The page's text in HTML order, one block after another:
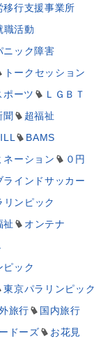
移行支援事業所
職活動
ニック障害
トークセッション
ポーツ
ＬＧＢＴ
聞
超福祉
BAMS
ネーション
０円
ラインドサッカー
リンピック
祉
オンテナ
ピック
東京パラリンピック
旅行
国内旅行
ドーズ
お花見